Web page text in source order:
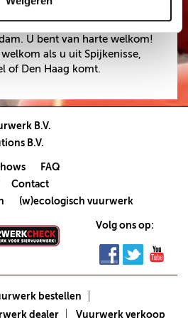
bij Vuurwerkwinkel Schiedam
U bent van harte welkom!
als u uit Spijkenisse,
of Den Haag komt.
B.V.
B.V.
FAQ
Contact
(w)ecologisch vuurwerk
Volg ons op:
bestellen
dealer Vuurwerk verkoop